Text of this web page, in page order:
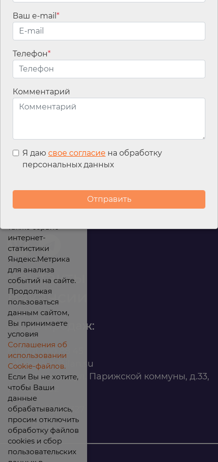
Имя*
Email*
Контакты
Вакансии
Офис продаж:
infomarket@ilan.su
г. Красноярск, ул. Парижской коммуны, д.33,
помещ. 302
ИНН: 2465263327
Ваш e-mail *
Телефон*
Комментарий
Я даю свое согласие на обработку
персональных данных
файлы cookies для
улучшения
также сервис
интернет-
статистики
Яндекс.Метрика
для анализа
событий на сайте.
Продолжая
пользоваться
данным сайтом,
Вы принимаете
условия
Соглашения об
использовании
Cookie-файлов.
Если Вы не хотите,
чтобы Ваши
данные
обрабатывались,
просим отключить
обработку файлов
cookies и сбор
пользовательских